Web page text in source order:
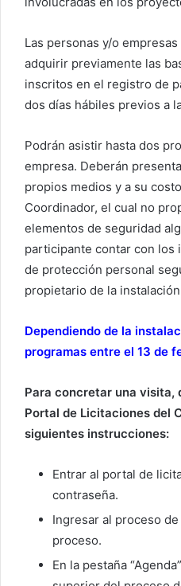
Las personas y/o
adquirir previamente las
inscritos en el registro de
dos días hábiles previos a
Podrán asistir hasta dos
empresa. Deberán
propios medios y a su
Coordinador, el cual no
elementos de seguridad
participante contar con los
de protección personal
propietario de la
Dependiendo de la
programas entre el 13 de
Para concretar una visita,
Portal de Licitaciones del
siguientes instrucciones:
Entrar al portal de
contraseña.
Ingresar al proceso
proceso.
En la pestaña